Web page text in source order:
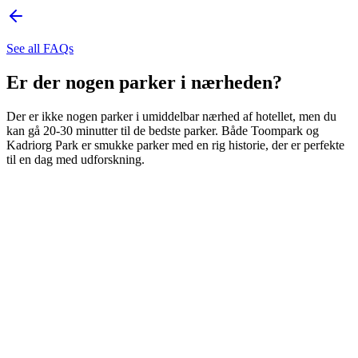
See all FAQs
Er der nogen parker i nærheden?
Der er ikke nogen parker i umiddelbar nærhed af hotellet, men du
kan gå 20-30 minutter til de bedste parker. Både Toompark og
Kadriorg Park er smukke parker med en rig historie, der er perfekte
til en dag med udforskning.